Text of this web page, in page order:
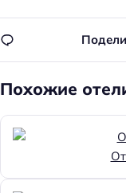
Достижения
Хорошее место
Главное
Кондиционер в
Похожие